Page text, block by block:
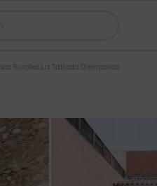
Rurales La Tallada D'emporda